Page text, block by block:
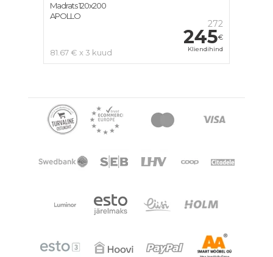
272
245€
Kliendihind
81.67 € x 3 kuud
Madrats 120x200
APOLLO